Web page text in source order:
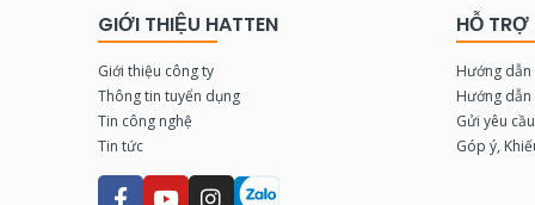
GIỚI THIỆU HATTEN
Giới thiệu công ty
Thông tin tuyển dụng
Tin công nghệ
Tin tức
HỖ
Hướng
Hướng
Gửi yêu
Góp ý,